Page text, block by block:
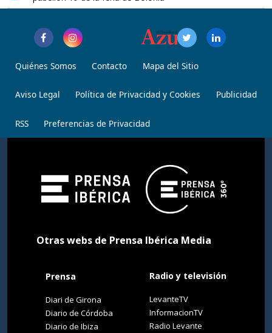
Quiénes Somos Contacto Mapa del Sitio
Aviso Legal Política de Privacidad y Cookies Publicidad
RSS Preferencias de Privacidad
Otras webs de Prensa Ibérica Media
Prensa
Diari de Girona
Diario de Córdoba
Diario de Ibiza
Radio y televisión
LevanteTV
InformacionTV
Radio Levante